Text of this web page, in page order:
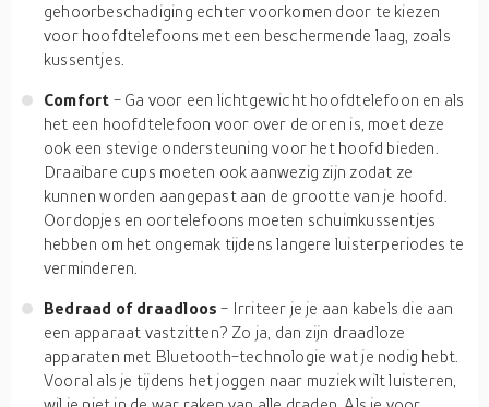
gehoorbeschadiging echter voorkomen door te kiezen
voor hoofdtelefoons met een beschermende laag, zoals
kussentjes.
Comfort - Ga voor een lichtgewicht hoofdtelefoon en als
het een hoofdtelefoon voor over de oren is, moet deze
ook een stevige ondersteuning voor het hoofd bieden.
Draaibare cups moeten ook aanwezig zijn zodat ze
kunnen worden aangepast aan de grootte van je hoofd.
Oordopjes en oortelefoons moeten schuimkussentjes
hebben om het ongemak tijdens langere luisterperiodes te
verminderen.
Bedraad of draadloos- Irriteer je je aan kabels die aan
een apparaat vastzitten? Zo ja, dan zijn draadloze
apparaten met Bluetooth-technologie wat je nodig hebt.
Vooral als je tijdens het joggen naar muziek wilt luisteren,